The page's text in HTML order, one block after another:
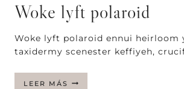
Woke lyft polaroid
Woke lyft polaroid ennui heirloom
taxidermy scenester keffiyeh,
LEER MÁS WOKE